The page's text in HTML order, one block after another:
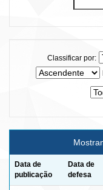
Classificar por:
Data de
publicação
Data de
defesa